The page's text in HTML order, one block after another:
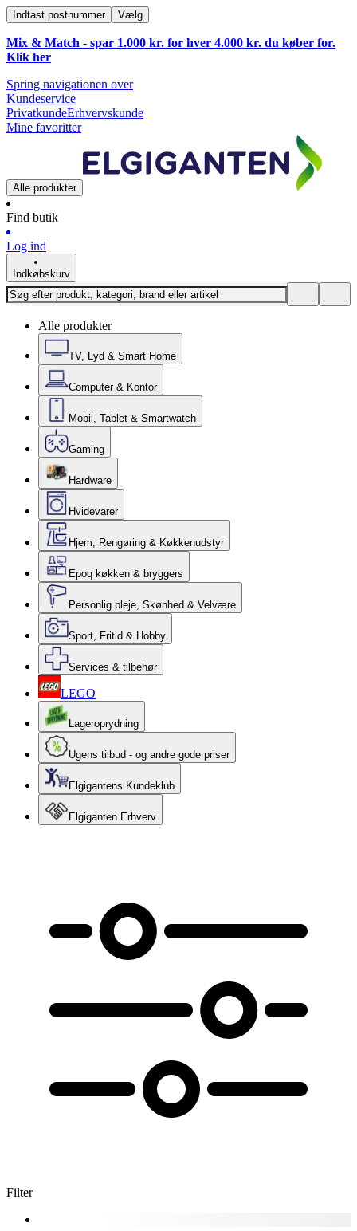
Indtast postnummer Vælg
Mix & Match - spar 1.000 kr. for hver 4.000 kr. du køber for.
Klik her
Spring navigationen over
Kundeservice
PrivatkundeErhvervskunde
Mine favoritter
Alle produkter
Find butik
Log ind
Indkøbskurv
Alle produkter
TV, Lyd & Smart Home
Computer & Kontor
Mobil, Tablet & Smartwatch
Gaming
Hardware
Hvidevarer
Hjem, Rengøring & Køkkenudstyr
Epoq køkken & bryggers
Personlig pleje, Skønhed & Velvære
Sport, Fritid & Hobby
Services & tilbehør
LEGO
Lageroprydning
Ugens tilbud - og andre gode priser
Elgigantens Kundeklub
Elgiganten Erhverv
Filter